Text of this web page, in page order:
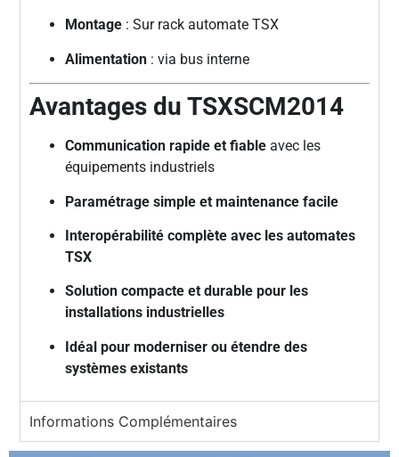
Montage : Sur rack automate TSX
Alimentation : via bus interne
Avantages du TSXSCM2014
Communication rapide et fiable avec les
équipements industriels
Paramétrage simple et maintenance facile
Interopérabilité complète avec les automates
TSX
Solution compacte et durable pour les
installations industrielles
Idéal pour moderniser ou étendre des
systèmes existants
Informations Complémentaires